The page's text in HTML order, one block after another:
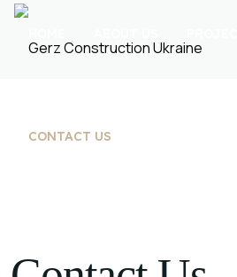
CONTACT US